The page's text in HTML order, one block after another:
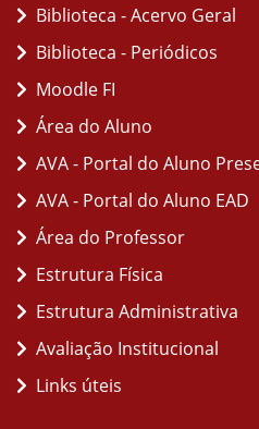
Biblioteca - Acervo Geral
Biblioteca - Periódicos
Moodle FI
Área do Aluno
AVA - Portal do Aluno
AVA - Portal do Aluno EAD
Área do Professor
Estrutura Física
Estrutura Administrativa
Avaliação Institucional
Links úteis